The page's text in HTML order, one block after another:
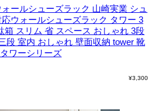
ールシューズラック 山崎実業 シュ
ウォールシューズラック タワー 3
箱 スリム 省 スペース おしゃれ 3段
段 室内 おしゃれ 壁面収納 tower 靴
ワーシリーズ
¥3,300